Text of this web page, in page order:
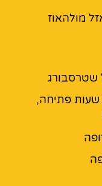
מולהאוז
שטרסבורג
שעות פתיחה,